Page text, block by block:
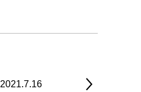
2021.7.16